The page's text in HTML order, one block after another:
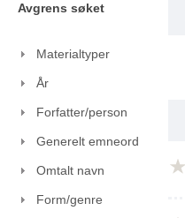
Avgrens søket
Materialtyper
År
Forfatter/person
Generelt emneord
Omtalt navn
Form/genre